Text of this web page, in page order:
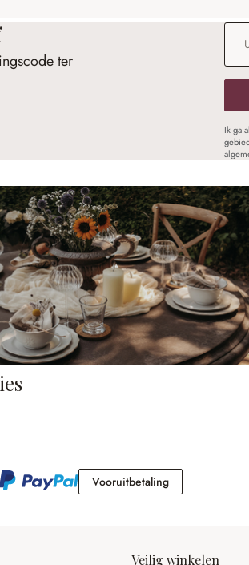
ter
E-
Ik ga
VooruitbetalingVooruitbetaling
Veilig winkelen